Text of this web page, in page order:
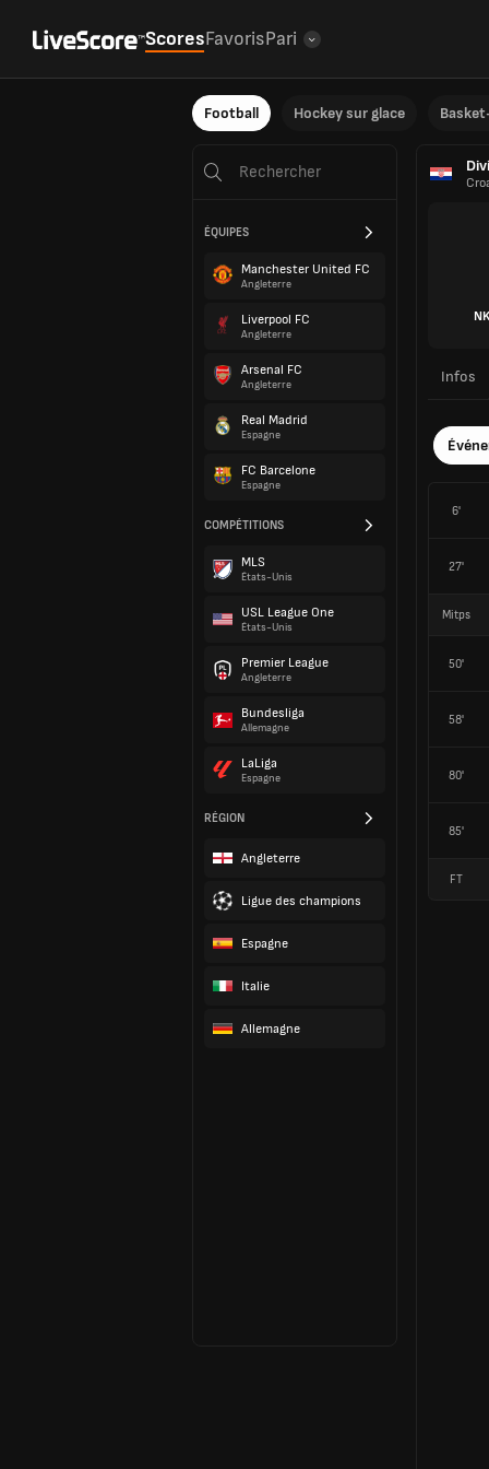
ScoresFavorisPari
Football Hockey sur glace
ÉQUIPES
Manchester United FC
Angleterre
Liverpool FC
Angleterre
Arsenal FC
Angleterre
Real Madrid
Espagne
FC Barcelone
Espagne
COMPÉTITIONS
MLS
États-Unis
USL League One
États-Unis
Premier League
Angleterre
Bundesliga
Allemagne
LaLiga
Espagne
RÉGION
Angleterre
Ligue des champions
Espagne
Italie
Allemagne
Infos
6'
27'
Mitps
50'
58'
80'
85'
FT